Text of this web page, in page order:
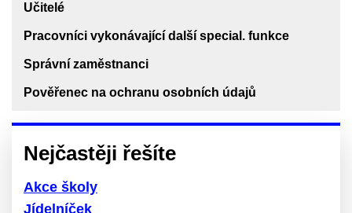
Učitelé
Pracovníci vykonávající další special. funkce
Správní zaměstnanci
Pověřenec na ochranu osobních údajů
Nejčastěji řešíte
Akce školy
Jídelníček